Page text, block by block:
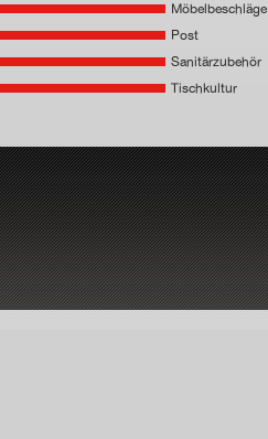
Möbelbeschläge
Post
Sanitärzubehör
Tischkultur